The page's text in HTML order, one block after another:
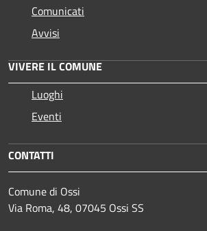
Comunicati
Avvisi
VIVERE IL COMUNE
Luoghi
Eventi
CONTATTI
Comune di Ossi
Via Roma, 48, 07045 Ossi SS